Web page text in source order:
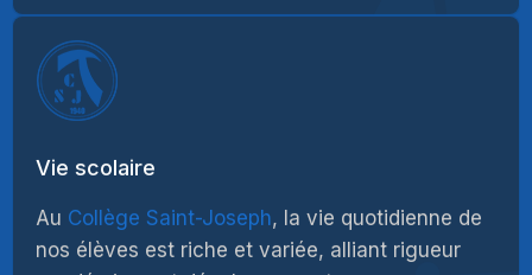
Vie scolaire
Au Collège Saint-Joseph, la vie quotidienne de
nos élèves est riche et variée, alliant rigueur